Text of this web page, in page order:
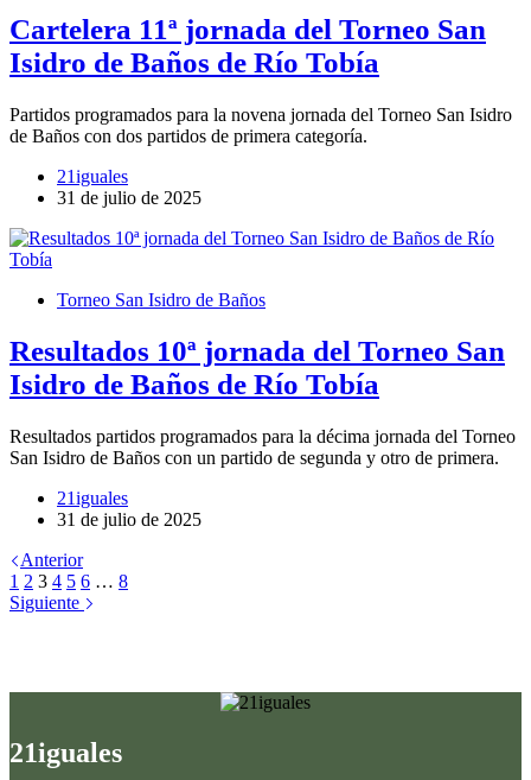
Cartelera 11ª jornada del Torneo San
Isidro de Baños de Río Tobía
Partidos programados para la novena jornada del Torneo San Isidro
de Baños con dos partidos de primera categoría.
21iguales
31 de julio de 2025
Torneo San Isidro de Baños
Resultados 10ª jornada del Torneo San
Isidro de Baños de Río Tobía
Resultados partidos programados para la décima jornada del Torneo
San Isidro de Baños con un partido de segunda y otro de primera.
21iguales
31 de julio de 2025
Anterior
1 2 3 4 5 6 … 8
Siguiente
21iguales